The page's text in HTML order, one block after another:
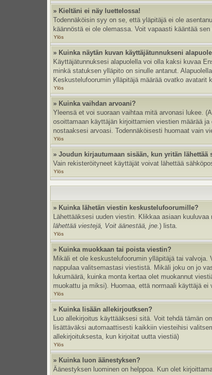
» Kieltäni ei näy luettelossa!
Todennäköisin syy on se, että yläpitäjä ei ole
käännöstä ei ole olemassa. Voit vapaasti kääntää
Ylös
» Kuinka näytän kuvan käyttäjätunnukseni
Käyttäjätunnuksesi alapuolella voi olla kaksi kuvaa
minkä statuksen ylläpito on sinulle antanut.
Keskustelufoorumin ylläpitäjä määrää ovatko
Ylös
» Kuinka vaihdan arvoani?
Yleensä et voi suoraan vaihtaa mitä arvonasi lukee.
osoittamaan käyttäjän kirjoittamien viestien määrää
nostaaksesi arvoasi. Todennäköisesti huomaat vain
Ylös
» Joudun kirjautumaan sisään, kun yritän lähettää
Vain rekisteröityneet käyttäjät voivat lähettää
Ylös
» Kuinka lähetän viestin keskustelufoorumille?
Lähettääksesi uuden viestin. Klikkaa asiaan
lähettää viestejä, Voit äänestää, jne.) lista.
Ylös
» Kuinka muokkaan tai poista viestin?
Mikäli et ole keskustelufoorumin ylläpitäjä tai
nappulaa valitsemastasi viestistä. Mikäli joku on jo
lukumäärä, kuinka monta kertaa olet muokannut
muokattu ja miksi). Huomaa, että normaali käyttäjä
Ylös
» Kuinka lisään allekirjoutksen?
Luo allekirjoitus käyttääksesi sitä. Voit tehdä tämän
lisättäväksi automaattisesti kaikkiin viesteihisi
allekirjoituksesta, kun kirjoitat uutta viestiä)
Ylös
» Kuinka luon äänestyksen?
Äänestyksen luominen on helppoa. Kun olet